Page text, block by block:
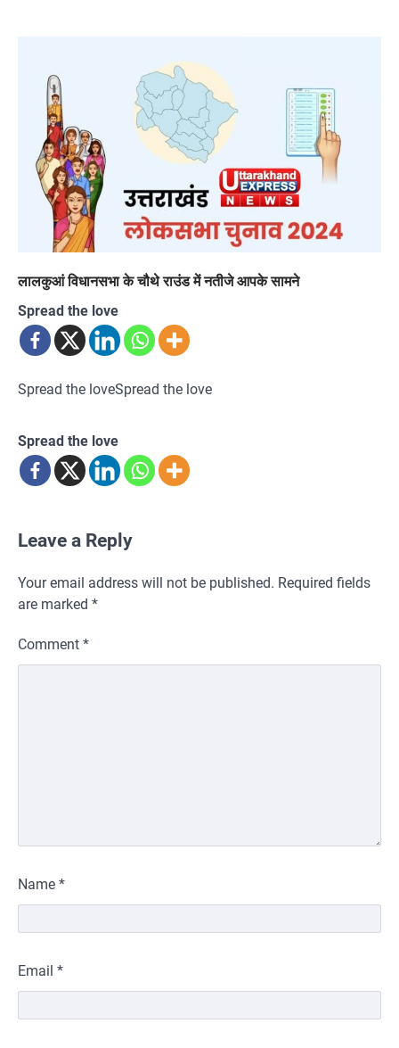
लालकुआं विधानसभा के चौथे राउंड में नतीजे आपके सामने
Spread the love
Spread the loveSpread the love
Spread the love
Leave a Reply
Your email address will not be published. Required fields
are marked *
Comment *
Name *
Email *